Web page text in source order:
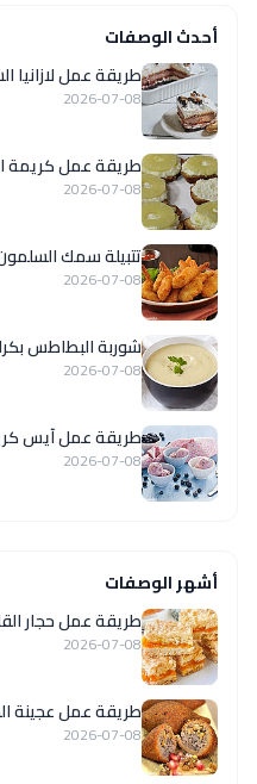
أحدث الوصفات
طريقة عمل لازانيا
2026-07-08
طريقة عمل كريمة
2026-07-08
تتبيلة سمك
2026-07-08
شوربة البطاطس
2026-07-08
طريقة عمل آيس
2026-07-08
أشهر الوصفات
طريقة عمل حجار
2026-07-08
طريقة عمل عجينة
2026-07-08